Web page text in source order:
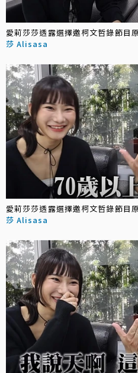
愛莉莎莎透露選擇邀柯文哲錄節目
莎 Alisasa
愛莉莎莎透露選擇邀柯文哲錄節目
莎 Alisasa